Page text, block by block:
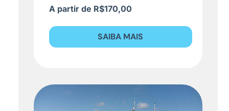
A partir de R$170,00
SAIBA MAIS